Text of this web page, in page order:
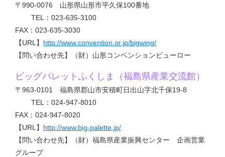
〒990-0076 山形県山形市平久保100番地
TEL：023-635-3100
FAX：023-635-3030
【URL】 http://www.convention.or.jp/bigwing/
【問い合わせ先】（財）山形コンベンションビューロー
ビッグパレットふくしま（福島県産業交流館）
〒963-0101 福島県郡山市安積町日出山字北千保19-8
TEL：024-947-8010
FAX：024-947-8020
【URL】 http://www.big-palette.jp/
【問い合わせ先】（財）福島県産業振興センター 企画営業
グループ